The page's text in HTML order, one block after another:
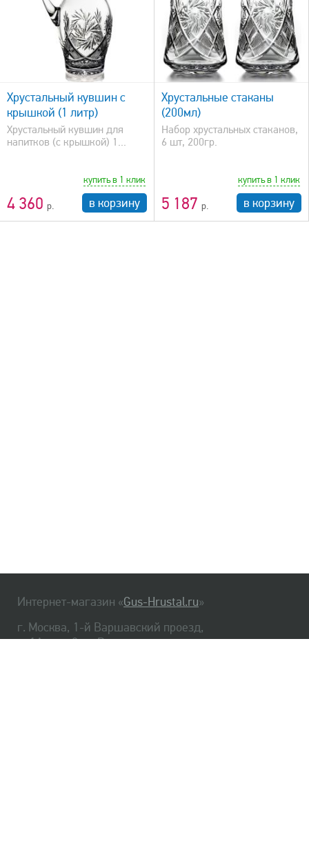
Хрустальный кувшин с
крышкой (1 литр)
Хрустальный кувшин для
напитков (с крышкой) 1...
4 360
купить в 1 клик
в корзину
быстрый просмотр
Хрустальные стаканы
(200мл)
Набор хрустальных стаканов,
6 шт, 200гр.
5 187
купить в 1 клик
в корзину
Интернет-магазин «Gus-Hrustal.ru»
г. Москва, 1-й Варшавский проезд,
д. 1А, стр. 3, м. Варшавская